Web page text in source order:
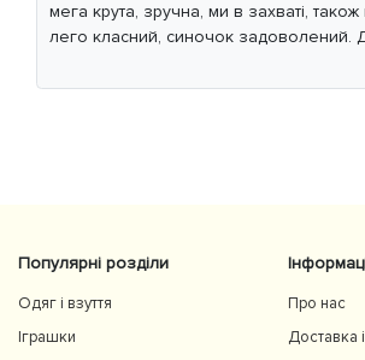
мега крута, зручна, ми в захваті, також
лего класний, синочок задоволений.
Популярні розділи
Одяг і взуття
Іграшки
Про нас
Доставка